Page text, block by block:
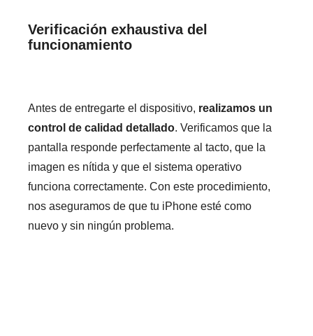
Verificación exhaustiva del
funcionamiento
Antes de entregarte el dispositivo, realizamos un
control de calidad detallado. Verificamos que la
pantalla responde perfectamente al tacto, que la
imagen es nítida y que el sistema operativo
funciona correctamente. Con este procedimiento,
nos aseguramos de que tu iPhone esté como
nuevo y sin ningún problema.